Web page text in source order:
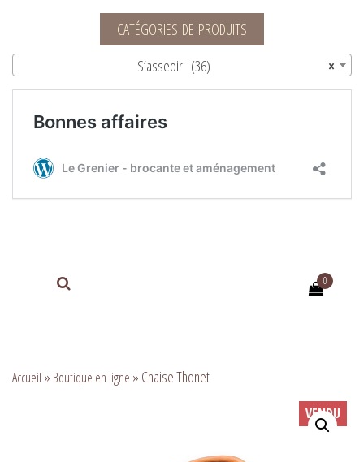
Le Grenier – brocante et aménagement
CATÉGORIES DE PRODUITS
×
S’asseoir (36)
0
Accueil » Boutique en ligne » Chaise Thonet
VENDU